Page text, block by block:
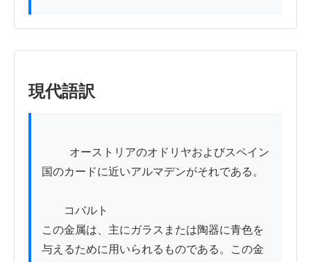
現代語訳
国のカードに近いアルマデンがそれである。
コバルト
この金属は、主にガラスまたは陶器に青色を
与えるために用いられるものである。この金